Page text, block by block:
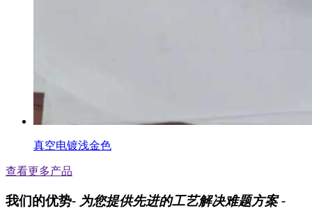
真空电镀浅金色
查看更多产品
我们的优势- 为您提供先进的工艺解决难题方案 -